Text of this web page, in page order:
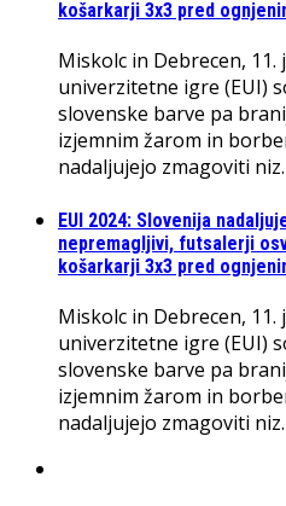
košarkarji 3x3 pred
Miskolc in Debrecen, 11.
univerzitetne igre (EUI)
slovenske barve pa
izjemnim žarom in
nadaljujejo zmagoviti
EUI 2024: Slovenija
nepremagljivi, futsalerji
košarkarji 3x3 pred
Miskolc in Debrecen, 11.
univerzitetne igre (EUI)
slovenske barve pa
izjemnim žarom in
nadaljujejo zmagoviti